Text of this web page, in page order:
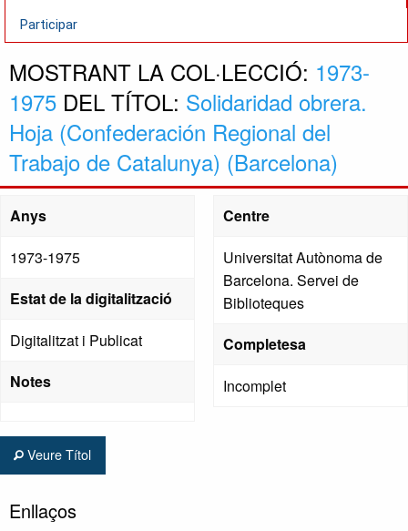
Participar
MOSTRANT LA COL·LECCIÓ: 1973-
1975 DEL TÍTOL: Solidaridad obrera.
Hoja (Confederación Regional del
Trabajo de Catalunya) (Barcelona)
Anys
1973-1975
Estat de la digitalització
Digitalitzat i Publicat
Notes
Centre
Universitat Autònoma de
Barcelona. Servei de
Biblioteques
Completesa
Incomplet
Veure Títol
Enllaços